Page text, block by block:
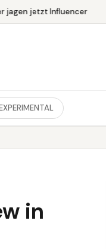
jagen jetzt Influencer
in